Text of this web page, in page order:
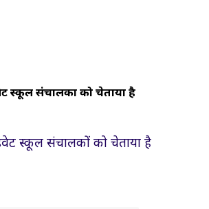
स्कूल संचालकों को चेताया है
स्कूल संचालकों को चेताया है